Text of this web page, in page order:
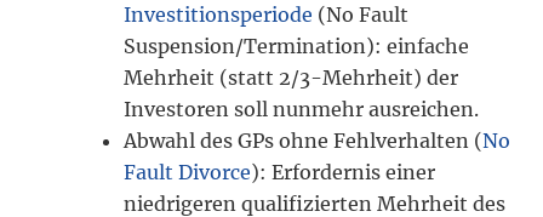
Investitionsperiode (No Fault
Suspension/Termination): einfache
Mehrheit (statt 2/3-Mehrheit) der
Investoren soll nunmehr ausreichen.
Abwahl des GPs ohne Fehlverhalten (No
Fault Divorce): Erfordernis einer
niedrigeren qualifizierten Mehrheit des